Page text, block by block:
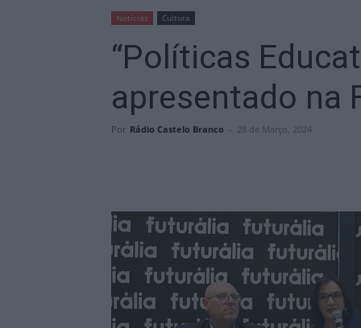
Notícias Cultura
“Políticas
apresentado na
Por Rádio Castelo Branco - 28 de Março, 2024